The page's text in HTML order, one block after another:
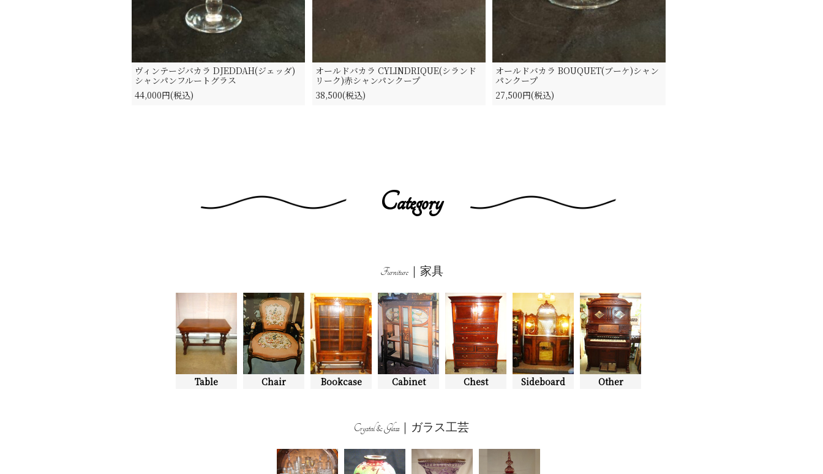
ヴィンテージバカラ DJEDDAH(ジェッダ)
シャンパンフルートグラス
44,000円(税込)
オールドバカラ CYLINDRIQUE(シランド
リーク)赤シャンパンクープ
38,500(税込)
オールドバカラ BOUQUET(ブーケ)シャン
パンクープ
27,500円(税込)
Category
Furniture｜家具
Table Chair Bookcase Cabinet Chest Sideboard Other
Crystal & Glass｜ガラス工芸